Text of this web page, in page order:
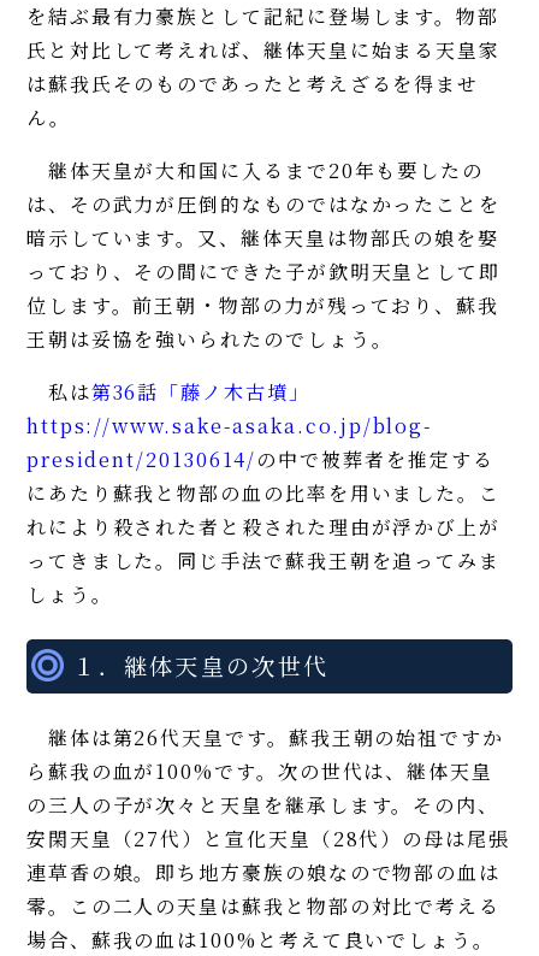
を結ぶ最有力豪族として記紀に登場します。物部
氏と対比して考えれば、継体天皇に始まる天皇家
は蘇我氏そのものであったと考えざるを得ませ
ん。
継体天皇が大和国に入るまで20年も要したの
は、その武力が圧倒的なものではなかったことを
暗示しています。又、継体天皇は物部氏の娘を娶
っており、その間にできた子が欽明天皇として即
位します。前王朝・物部の力が残っており、蘇我
王朝は妥協を強いられたのでしょう。
私は第36話「藤ノ木古墳」
https://www.sake-asaka.co.jp/blog-
president/20130614/の中で被葬者を推定する
にあたり蘇我と物部の血の比率を用いました。こ
れにより殺された者と殺された理由が浮かび上が
ってきました。同じ手法で蘇我王朝を追ってみま
しょう。
１．継体天皇の次世代
継体は第26代天皇です。蘇我王朝の始祖ですか
ら蘇我の血が100%です。次の世代は、継体天皇
の三人の子が次々と天皇を継承します。その内、
安閑天皇（27代）と宣化天皇（28代）の母は尾張
連草香の娘。即ち地方豪族の娘なので物部の血は
零。この二人の天皇は蘇我と物部の対比で考える
場合、蘇我の血は100%と考えて良いでしょう。